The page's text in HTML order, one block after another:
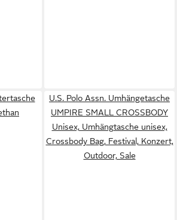
U.S. Polo Assn. Umhängetasche
UMPIRE SMALL CROSSBODY
Unisex, Umhängtasche unisex,
Crossbody Bag, Festival, Konzert,
Outdoor, Sale